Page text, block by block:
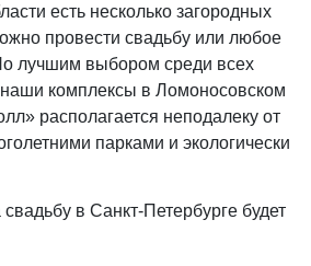
есть несколько загородных
провести свадьбу или любое
лучшим выбором среди всех
комплексы в Ломоносовском
располагается неподалеку от
парками и экологически
в Санкт-Петербурге будет